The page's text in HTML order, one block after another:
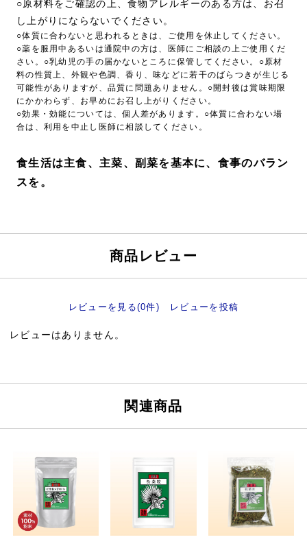
○原材料をご確認の上、食物アレルギーのある方は、お召
し上がりにならないでください。
○体質に合わないと思われるときは、ご使用を休止してください。
○薬を服用中あるいは通院中の方は、医師にご相談の上ご使用くだ
さい。○乳幼児の手の届かないところに保管してください。○原材
料の性質上、外観や色調、香り、味などに若干のばらつきが生じる
可能性がありますが、品質に問題ありません。○開封後は賞味期限
にかかわらず、お早めにお召し上がりください。
○効果・効能については、個人差があります。○体質に合わない場
合は、利用を中止し医師に相談してください。
食生活は主食、主菜、副菜を基本に、食事のバラン
スを。
商品レビュー
レビューを見る(0件) レビューを投稿
レビューはありません。
関連商品